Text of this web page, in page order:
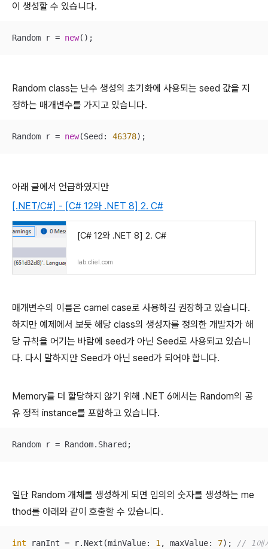
이 생성할 수 있습니다.
Random r = new();
Random class는 난수 생성의 초기화에 사용되는 seed 값을 지
정하는 매개변수를 가지고 있습니다.
Random r = new(Seed: 46378);
아래 글에서 언급하였지만
[.NET/C#] - [C# 12와 .NET 8] 2. C#
[C# 12와 .NET 8] 2. C#
lab.cliel.com
매개변수의 이름은 camel case로 사용하길 권장하고 있습니다.
하지만 예제에서 보듯 해당 class의 생성자를 정의한 개발자가 해
당 규칙을 어기는 바람에 seed가 아닌 Seed로 사용되고 있습니
다. 다시 말하지만 Seed가 아닌 seed가 되어야 합니다.
Memory를 더 할당하지 않기 위해 .NET 6에서는 Random의 공
유 정적 instance를 포함하고 있습니다.
Random r = Random.Shared;
일단 Random 개체를 생성하게 되면 임의의 숫자를 생성하는 me
thod를 아래와 같이 호출할 수 있습니다.
int ranInt = r.Next(minValue: 1 , maxValue: 7);
// 1에